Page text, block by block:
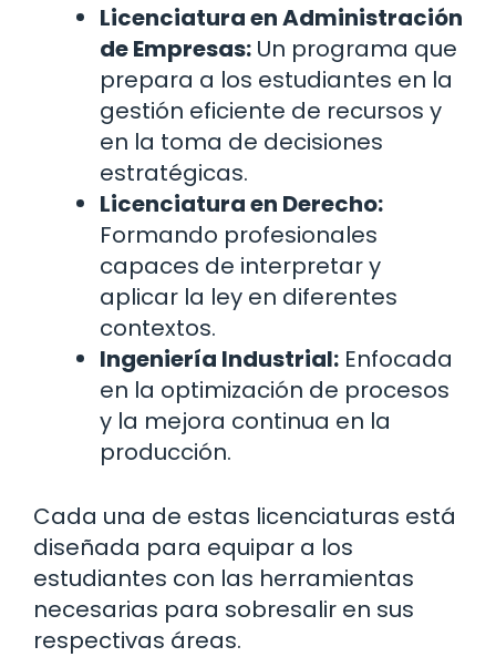
Licenciatura en Administración
de Empresas: Un programa que
prepara a los estudiantes en la
gestión eficiente de recursos y
en la toma de decisiones
estratégicas.
Licenciatura en Derecho:
Formando profesionales
capaces de interpretar y
aplicar la ley en diferentes
contextos.
Ingeniería Industrial: Enfocada
en la optimización de procesos
y la mejora continua en la
producción.
Cada una de estas licenciaturas está
diseñada para equipar a los
estudiantes con las herramientas
necesarias para sobresalir en sus
respectivas áreas.